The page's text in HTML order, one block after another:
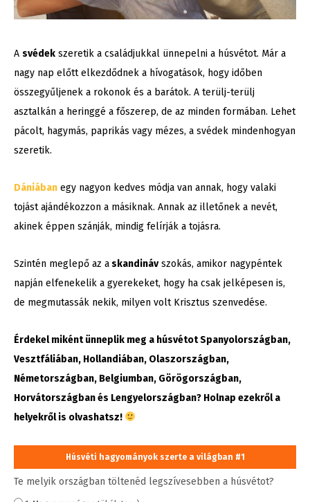
A svédek szeretik a családjukkal ünnepelni a húsvétot. Már a
nagy nap előtt elkezdődnek a hívogatások, hogy időben
összegyűljenek a rokonok és a barátok. A terülj-terülj
asztalkán a heringgé a főszerep, de az minden formában. Lehet
pácolt, hagymás, paprikás vagy mézes, a svédek mindenhogyan
szeretik.
Dániában egy nagyon kedves módja van annak, hogy valaki
tojást ajándékozzon a másiknak. Annak az illetőnek a nevét,
akinek éppen szánják, mindig felírják a tojásra.
Szintén meglepő az askandinávszokás, amikor nagypéntek
napján elfenekelik a gyerekeket, hogy ha csak jelképesen is,
de megmutassák nekik, milyen volt Krisztus szenvedése.
Érdekel miként ünneplik meg a húsvétot Spanyolországban,
Vesztfáliában, Hollandiában, Olaszországban,
Németországban, Belgiumban, Görögországban,
Horvátországban és Lengyelországban? Holnap ezekről a
helyekről is olvashatsz!
Húsvéti hagyományok szerte a világban #1
Te melyik országban töltenéd legszívesebben a húsvétot?